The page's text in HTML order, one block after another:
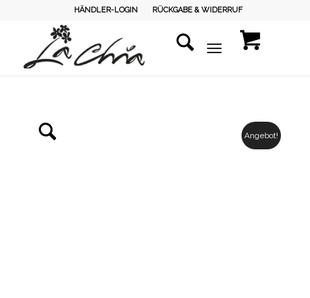
HÄNDLER-LOGIN RÜCKGABE & WIDERRUF
Angebot!